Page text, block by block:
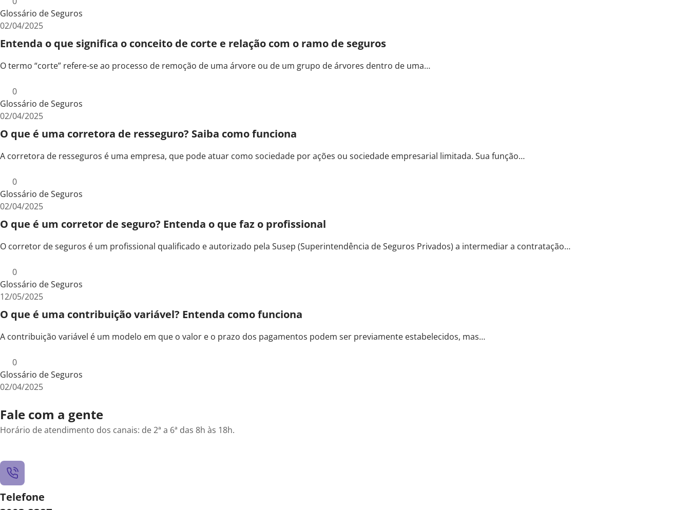
Glossário de Seguros
02/04/2025
Entenda o que significa o conceito de corte e relação com o ramo de seguros
O termo “corte” refere-se ao processo de remoção de uma árvore ou de um grupo de árvores dentro de uma…
0
Glossário de Seguros
02/04/2025
O que é uma corretora de resseguro? Saiba como funciona
A corretora de resseguros é uma empresa, que pode atuar como sociedade por ações ou sociedade empresarial limitada. Sua função…
0
Glossário de Seguros
02/04/2025
O que é um corretor de seguro? Entenda o que faz o profissional
O corretor de seguros é um profissional qualificado e autorizado pela Susep (Superintendência de Seguros Privados) a intermediar a contratação…
0
Glossário de Seguros
12/05/2025
O que é uma contribuição variável? Entenda como funciona
A contribuição variável é um modelo em que o valor e o prazo dos pagamentos podem ser previamente estabelecidos, mas…
0
Glossário de Seguros
02/04/2025
Fale com a gente
Horário de atendimento dos canais: de 2ª a 6ª das 8h às 18h.
Telefone